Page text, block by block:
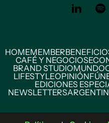
HOMEMEMBER
CAFÉ Y NEGOCIOS
BRAND STUDIOMUNDO
LIFESTYLEOPINIÓN
EDICIONES
NEWSLETTERS